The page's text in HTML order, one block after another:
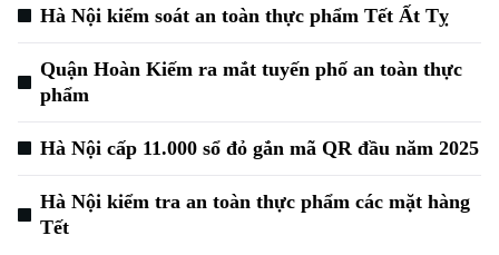
Hà Nội kiểm soát an toàn thực phẩm Tết Ất Tỵ
Quận Hoàn Kiếm ra mắt tuyến phố an toàn thực
phẩm
Hà Nội cấp 11.000 sổ đỏ gắn mã QR đầu năm 2025
Hà Nội kiểm tra an toàn thực phẩm các mặt hàng
Tết